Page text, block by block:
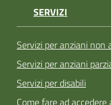
SERVIZI
Servizi per anziani non
Servizi per anziani
Servizi per disabili